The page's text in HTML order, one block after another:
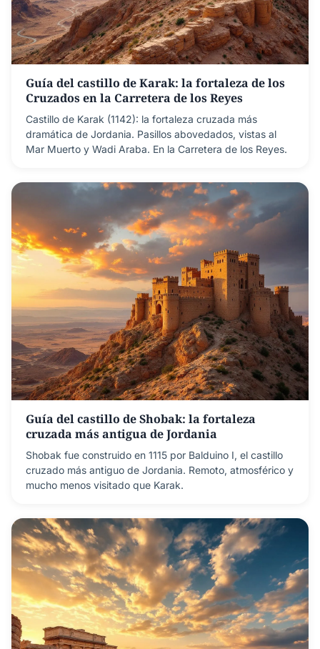
Guía del castillo de Karak: la fortaleza de los
Cruzados en la Carretera de los Reyes
Castillo de Karak (1142): la fortaleza cruzada más
dramática de Jordania. Pasillos abovedados, vistas al
Mar Muerto y Wadi Araba. En la Carretera de los Reyes.
Guía del castillo de Shobak: la fortaleza
cruzada más antigua de Jordania
Shobak fue construido en 1115 por Balduino I, el castillo
cruzado más antiguo de Jordania. Remoto, atmosférico y
mucho menos visitado que Karak.